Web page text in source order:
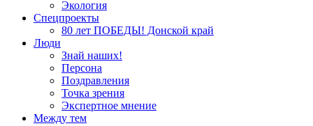
Экология
Спецпроекты
80 лет ПОБЕДЫ! Донской край
Люди
Знай наших!
Персона
Поздравления
Точка зрения
Экспертное мнение
Между тем